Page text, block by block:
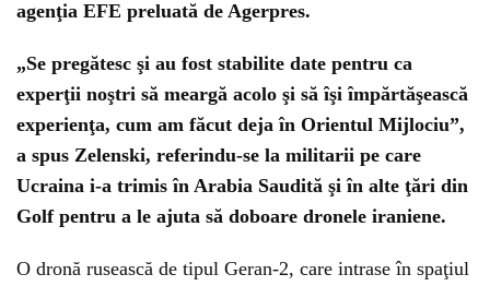
agenţia EFE preluată de Agerpres.
„Se pregătesc şi au fost stabilite date pentru ca
experţii noştri să meargă acolo şi să îşi împărtăşească
experienţa, cum am făcut deja în Orientul Mijlociu”,
a spus Zelenski, referindu-se la militarii pe care
Ucraina i-a trimis în Arabia Saudită şi în alte ţări din
Golf pentru a le ajuta să doboare dronele iraniene.
O dronă rusească de tipul Geran-2, care intrase în spaţiul